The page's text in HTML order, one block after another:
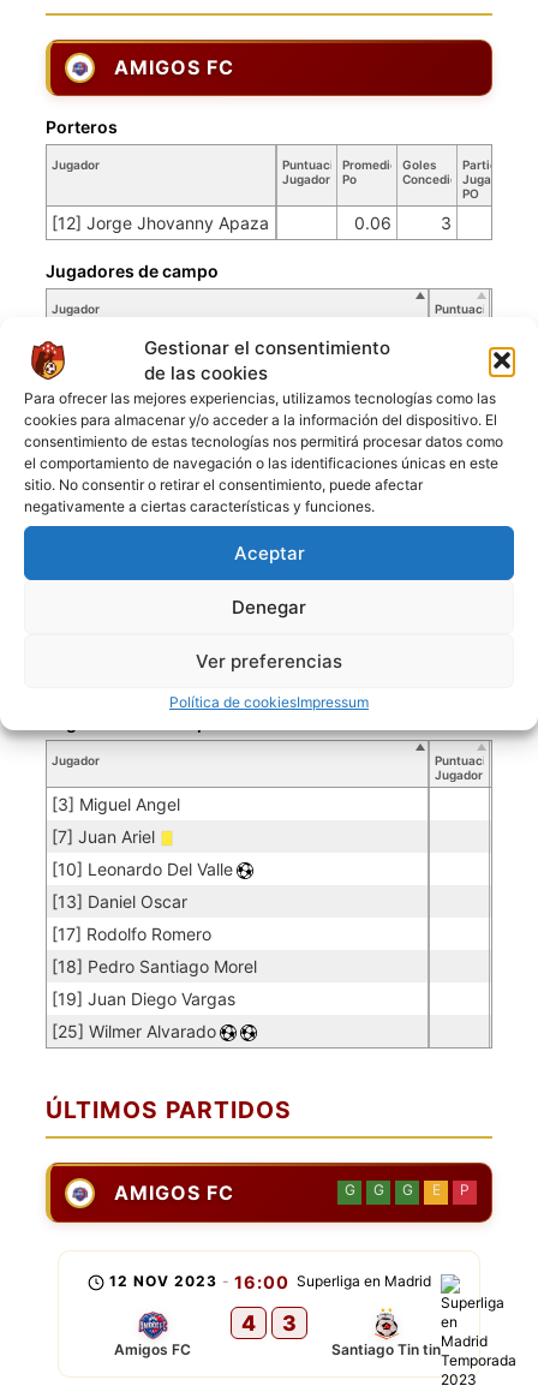
Gestionar el consentimiento
de las cookies
Para ofrecer las mejores experiencias, utilizamos tecnologías como las
cookies para almacenar y/o acceder a la información del dispositivo. El
consentimiento de estas tecnologías nos permitirá procesar datos como
el comportamiento de navegación o las identificaciones únicas en este
sitio. No consentir o retirar el consentimiento, puede afectar
negativamente a ciertas características y funciones.
Aceptar
Denegar
Ver preferencias
Política de cookiesImpressum
AMIGOS FC
Jugador
Puntuación
Jugador
Promedio
Po
Goles
Concedidos
Partidos
Jugador
PO
[12] Jorge Jhovanny Apaza 0.06 3
Porteros
Jugador
Puntuación
[4] Juan Jose Vargas
[5] Juan Carlos Vargas
[6] Royer R
[7] Juan Carlos R
[9] David Nambera
[10] Cedrick Mugisha
[14] Ivan Cruz
Jugadores de campo
SANTIAGO TIN TIN
Jugador
Puntuación
Jugador
[3] Miguel Angel
[7] Juan Ariel
[10] Leonardo Del Valle
[13] Daniel Oscar
[17] Rodolfo Romero
[18] Pedro Santiago Morel
[19] Juan Diego Vargas
[25] Wilmer Alvarado
ÚLTIMOS PARTIDOS
AMIGOS FC G G G E P
Superliga en Madrid
12 NOV 2023 - 16:00
Amigos FC
4 3
Santiago Tin tin